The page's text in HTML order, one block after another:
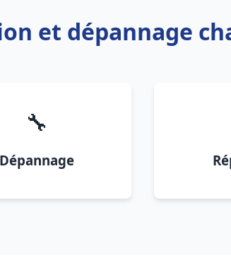
et dépannage
🔧
Dépannage